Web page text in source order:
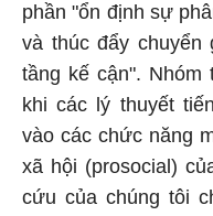
phần "ổn định sự
và thúc đẩy chuyển
tầng kế cận". Nhóm
khi các lý thuyết
vào các chức năng
xã hội (prosocial)
cứu của chúng tôi